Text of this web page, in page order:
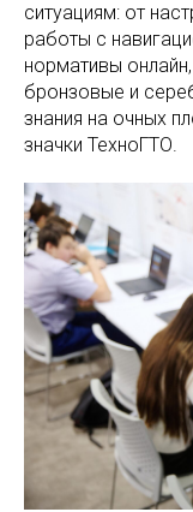
ситуациям: от
работы с
нормативы
бронзовые и
знания на очных
значки ТехноГТО.